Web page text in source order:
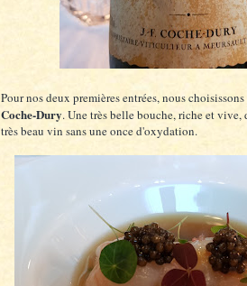
Pour nos deux premières entrées, nous
Coche-Dury. Une très belle bouche, riche et vive,
très beau vin sans une once d'oxydation.